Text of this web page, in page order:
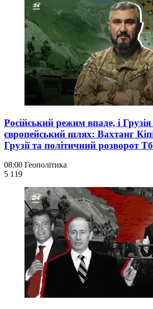
Російський режим впаде, і
європейський шлях: Вахтанг
Грузії та політичний розворот
08:00 Геополітика
5 119